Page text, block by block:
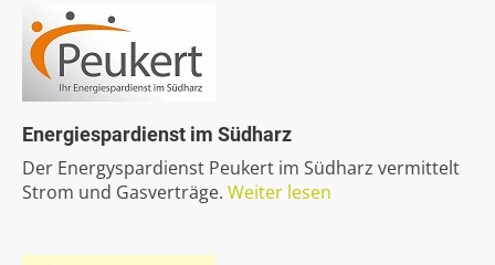
Energiespardienst im Südharz
Der Energyspardienst Peukert im Südharz vermittelt
Strom und Gasverträge. Weiter lesen